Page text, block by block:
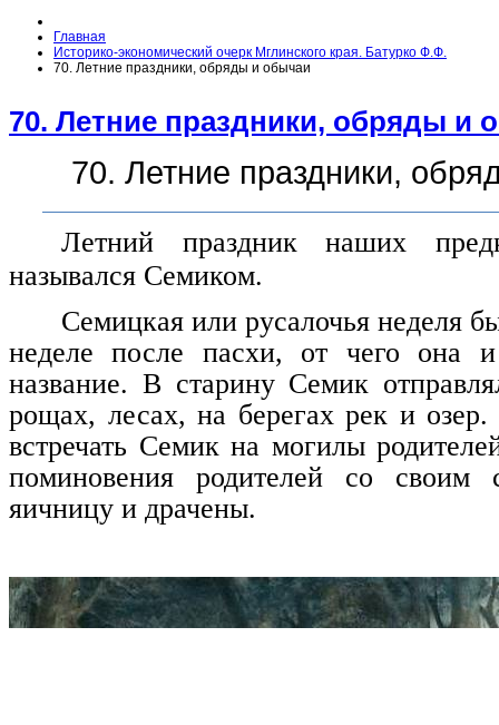
Главная
Историко-экономический очерк Мглинского края. Батурко Ф.Ф.
70. Летние праздники, обряды и обычаи
70. Летние праздники, обряды и
70. Летние праздники,
Летний праздник наших
назывался Семиком.
Семицкая или русалочья неделя
неделе после пасхи, от чего она
название. В старину Семик
рощах, лесах, на берегах рек и
встречать Семик на могилы
поминовения родителей со своим
яичницу и драчены.